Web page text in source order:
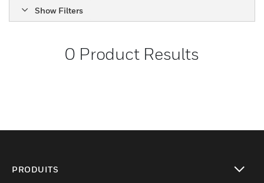
Show Filters
0 Product Results
PRODUITS